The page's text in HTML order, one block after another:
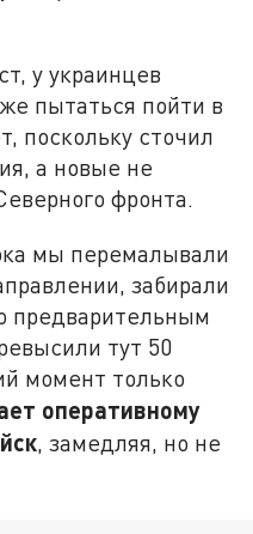
у украинцев
пытаться пойти в
поскольку сточил
а новые не
фронта.
мы перемалывали
забирали
предварительным
тут 50
момент только
оперативному
, замедляя, но не